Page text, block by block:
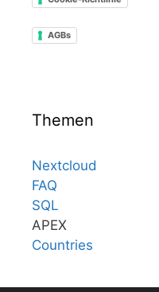
AGBs
Themen
Nextcloud
FAQ
SQL
APEX
Countries